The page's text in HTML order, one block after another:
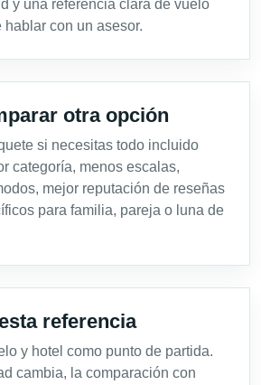
y una referencia clara de vuelo
hablar con un asesor.
otra opción
si necesitas todo incluido
categoría, menos escalas,
mejor reputación de reseñas
para familia, pareja o luna de
referencia
y hotel como punto de partida.
cambia, la comparación con